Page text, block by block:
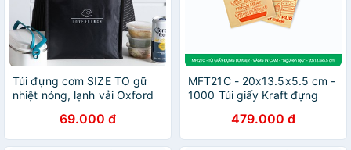
Túi đựng cơm SIZE TO gữ
nhiệt nóng, lạnh vải Oxford
69.000 đ
MFT21C - 20x13.5x5.5 cm -
1000 Túi giấy Kraft đựng
túi đựng thực phẩm
479.000 đ